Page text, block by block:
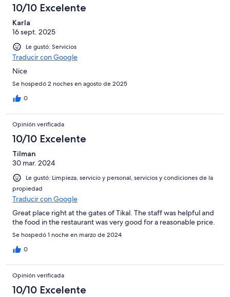
10/10 Excelente
Karla
16 sept. 2025
Le gustó: Servicios
Traducir con Google
Nice
Se hospedó 2 noches en agosto de 2025
0
Opinión verificada
10/10 Excelente
Tilman
30 mar. 2024
Le gustó: Limpieza, servicio y personal, servicios y condiciones de la
propiedad
Traducir con Google
Great place right at the gates of Tikal. The staff was helpful and
the food in the restaurant was very good for a reasonable price.
Se hospedó 1 noche en marzo de 2024
0
Opinión verificada
10/10 Excelente